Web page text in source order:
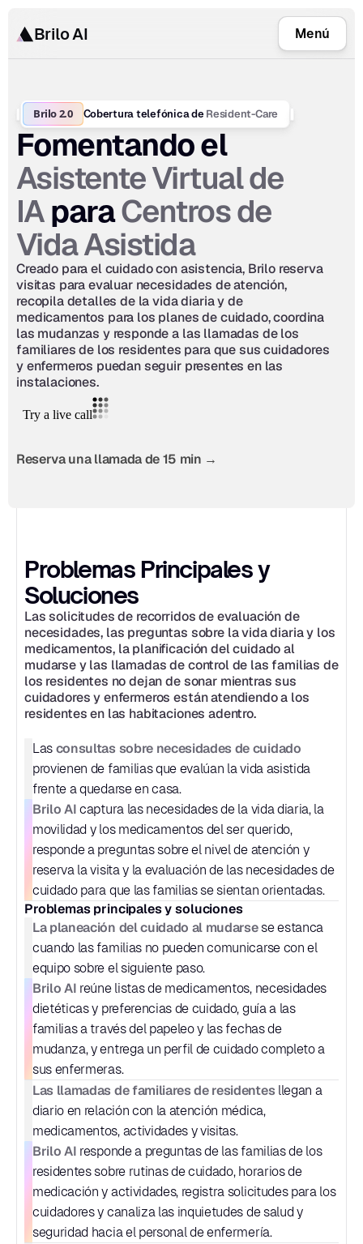
Brilo AI Menú
Brilo 2.0 Cobertura telefónica de Resident-Care
Fomentando el
Asistente Virtual de
IA para Centros de
Vida Asistida
Creado para el cuidado con asistencia, Brilo reserva
visitas para evaluar necesidades de atención,
recopila detalles de la vida diaria y de
medicamentos para los planes de cuidado, coordina
las mudanzas y responde a las llamadas de los
familiares de los residentes para que sus cuidadores
y enfermeros puedan seguir presentes en las
instalaciones.
Reserva una llamada de 15 min →
Problemas Principales y
Soluciones
Las solicitudes de recorridos de evaluación de
necesidades, las preguntas sobre la vida diaria y los
medicamentos, la planificación del cuidado al
mudarse y las llamadas de control de las familias de
los residentes no dejan de sonar mientras sus
cuidadores y enfermeros están atendiendo a los
residentes en las habitaciones adentro.
Las consultas sobre necesidades de cuidado
provienen de familias que evalúan la vida asistida
frente a quedarse en casa.
Brilo AI captura las necesidades de la vida diaria, la
movilidad y los medicamentos del ser querido,
responde a preguntas sobre el nivel de atención y
reserva la visita y la evaluación de las necesidades de
cuidado para que las familias se sientan orientadas.
Problemas principales y soluciones
La planeación del cuidado al mudarse se estanca
cuando las familias no pueden comunicarse con el
equipo sobre el siguiente paso.
Brilo AI reúne listas de medicamentos, necesidades
dietéticas y preferencias de cuidado, guía a las
familias a través del papeleo y las fechas de
mudanza, y entrega un perfil de cuidado completo a
sus enfermeras.
Las llamadas de familiares de residentes llegan a
diario en relación con la atención médica,
medicamentos, actividades y visitas.
Brilo AI responde a preguntas de las familias de los
residentes sobre rutinas de cuidado, horarios de
medicación y actividades, registra solicitudes para los
cuidadores y canaliza las inquietudes de salud y
seguridad hacia el personal de enfermería.